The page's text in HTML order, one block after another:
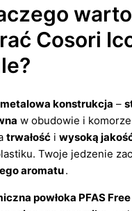
warto
Cosori
metalowa konstrukcja –
w obudowie i
trwałość i wysoką
Twoje jedzenie
aromatu.
powłoka PFAS Free